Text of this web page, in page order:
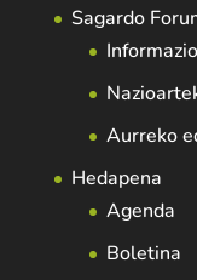
Sagardo
Aurreko
Hedapena
Agenda
Boletina